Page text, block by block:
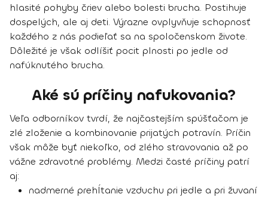
hlasité pohyby čriev alebo bolesti brucha. Postihuje
dospelých, ale aj deti. Výrazne ovplyvňuje schopnosť
každého z nás podieľať sa na spoločenskom živote.
Dôležité je však odlíšiť pocit plnosti po jedle od
nafúknutého brucha.
Aké sú príčiny nafukovania?
Veľa odborníkov tvrdí, že najčastejším spúšťačom je
zlé zloženie a kombinovanie prijatých potravín. Príčin
však môže byť niekoľko, od zlého stravovania až po
vážne zdravotné problémy. Medzi časté príčiny patrí
aj:
nadmerné prehĺtanie vzduchu pri jedle a pri žuvaní